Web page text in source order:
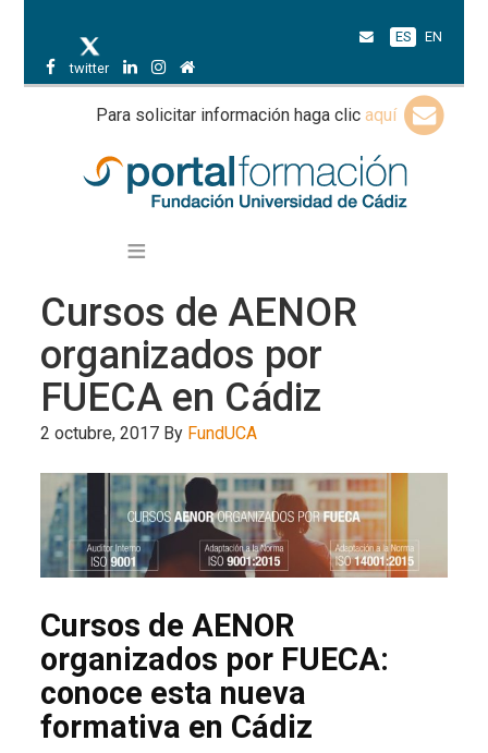
twitter
ES EN
Para solicitar información haga clic aquí
Cursos de AENOR
organizados por
FUECA en Cádiz
2 octubre, 2017 By FundUCA
Cursos de AENOR
organizados por FUECA:
conoce esta nueva
formativa en Cádiz